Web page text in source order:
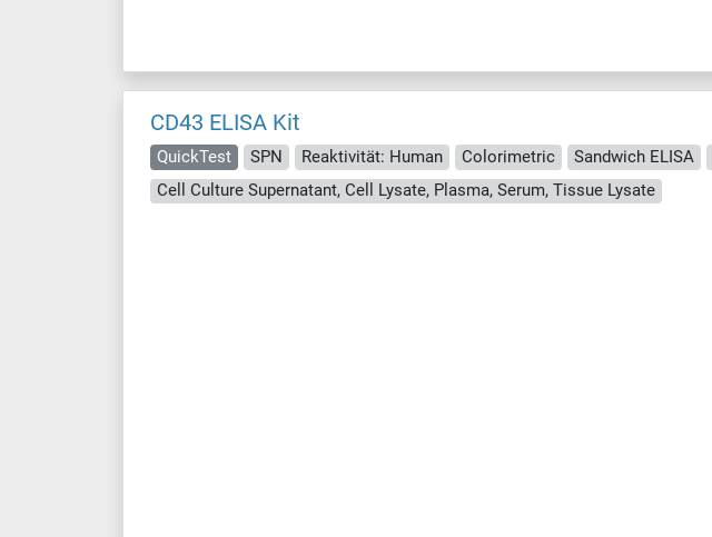
CD43 ELISA Kit
QuickTest SPN Reaktivität: Human Colorimetric Sandwich ELISA
Cell Culture Supernatant, Cell Lysate, Plasma, Serum, Tissue Lysate